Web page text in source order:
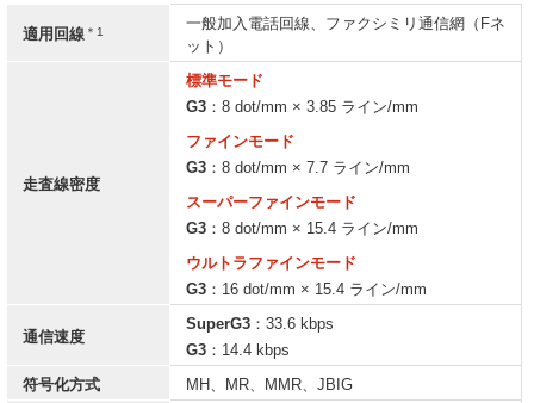
適用回線 ＊1
一般加入電話回線、ファクシミリ通信網（Fネ
ット）
走査線密度
標準モード
G3 ：8 dot/mm × 3.85 ライン/mm
ファインモード
G3 ：8 dot/mm × 7.7 ライン/mm
スーパーファインモード
G3 ：8 dot/mm × 15.4 ライン/mm
ウルトラファインモード
G3 ：16 dot/mm × 15.4 ライン/mm
通信速度
SuperG3 ：33.6 kbps
G3 ：14.4 kbps
符号化方式
MH、MR、MMR、JBIG